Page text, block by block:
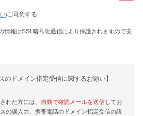
に同意する
情報はSSL暗号化通信により保護されますので安
のドメイン指定受信に関するお願い】
れた方には、 自動で確認メールを送信してお
の誤入力、携帯電話のドメイン指定受信の設